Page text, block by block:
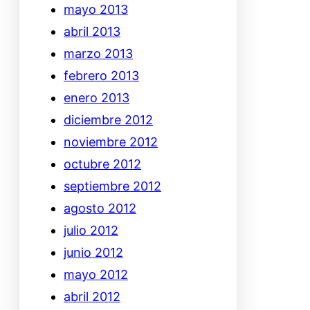
mayo 2013
abril 2013
marzo 2013
febrero 2013
enero 2013
diciembre 2012
noviembre 2012
octubre 2012
septiembre 2012
agosto 2012
julio 2012
junio 2012
mayo 2012
abril 2012